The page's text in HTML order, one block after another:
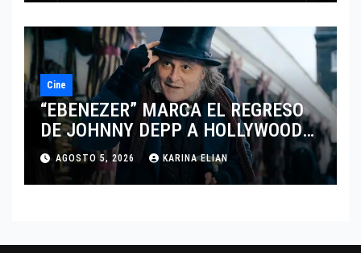
Cine
“EBENEZER” MARCA EL REGRESO
DE JOHNNY DEPP A HOLLYWOOD
TRAS SU PASO POR EL CINE
INDEPENDIENTE EUROPEO
AGOSTO 5, 2026 KARINA ELIAN